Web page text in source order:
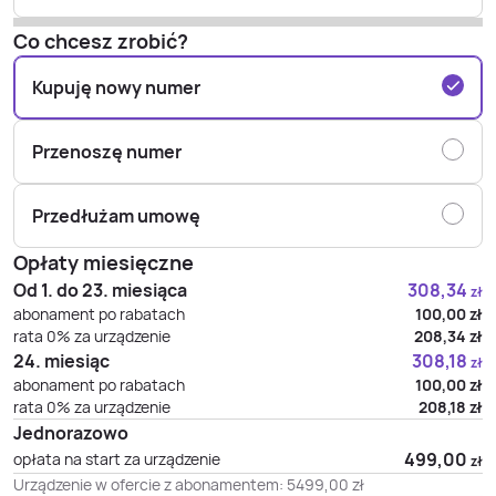
Co chcesz zrobić?
Kupuję nowy numer
Przenoszę numer
Przedłużam umowę
Opłaty miesięczne
Od 1. do 23. miesiąca 308,34 zł
abonament po rabatach 100,00zł
rata 0% za urządzenie
208,34 zł
24. miesiąc 308,18 zł
abonament po rabatach 100,00zł
rata 0% za urządzenie
208,18 zł
Jednorazowo
opłata na start za urządzenie 499,00 zł
Urządzenie w ofercie z abonamentem: 5499,00 zł